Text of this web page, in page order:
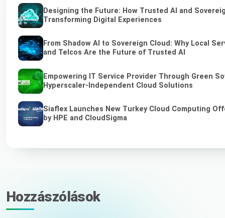
Designing the Future: How Trusted AI and
Transforming Digital Experiences
From Shadow AI to Sovereign Cloud: Why Local
and Telcos Are the Future of Trusted AI
Empowering IT Service Provider Through Green
Hyperscaler-Independent Cloud Solutions
Siaflex Launches New Turkey Cloud Computing
by HPE and CloudSigma
Hozzászólások